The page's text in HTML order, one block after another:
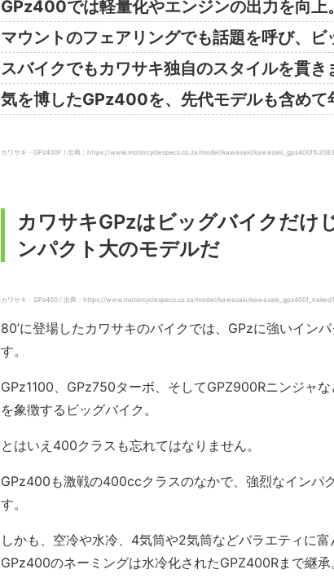
GPz400では軽量化やエンジンの出力を向上
マウントのフェアリングでも話題を呼び、
スバイクでもカワサキ独自のスタイルを貫
気を博したGPz400を、先代モデルも含めて
カワサキ・GPz400F / 出典：https://www.motorcyclespecs.co.za/model/kawasaki/
カワサキGPzはビッグバイクだけ
ンパクト大のモデルだ
カワサキ・GPz400 / 出典：https://www.motorcyclespecs.co.za/model/kawasaki/
80’に登場したカワサキのバイクでは、GPzに強いイン
す。
GPz1100、GPz750ターボ、そしてGPZ900Rニンジャ
を象徴するビッグバイク。
とはいえ400クラスも忘れてはなりません。
GPz400も激戦の400ccクラスのなかで、強烈なインパ
す。
しかも、空冷や水冷、4気筒や2気筒などバラエティに富
GPz400のネーミングは水冷化されたGPZ400Rまで継承